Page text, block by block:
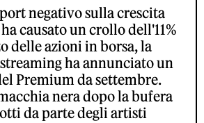
negativo sulla crescita
causato un crollo dell'11%
delle azioni in borsa, la
ha annunciato un
Premium da settembre.
nera dopo la bufera
da parte degli artisti